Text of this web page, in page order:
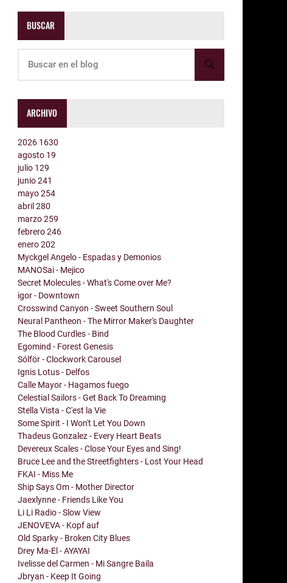
BUSCAR
ARCHIVO
2026 1630
agosto 19
julio 129
junio241
mayo254
abril280
marzo259
febrero246
enero202
Myckgel Angelo - Espadas y Demonios
MANOSai - Mejico
Secret Molecules - What's Come over Me?
igor - Downtown
Crosswind Canyon - Sweet Southern Soul
Neural Pantheon - The Mirror Maker's Daughter
The Blood Curdles - Bind
Egomind - Forest Genesis
Sólför - Clockwork Carousel
Ignis Lotus - Delfos
Calle Mayor - Hagamos fuego
Celestial Sailors - Get Back To Dreaming
Stella Vista - C'est la Vie
Some Spirit - I Won't Let You Down
Thadeus Gonzalez - Every Heart Beats
Devereux Scales - Close Your Eyes and Sing!
Bruce Lee and the Streetfighters - Lost Your Head
FKAI - Miss Me
Ship Says Om - Mother Director
Jaexlynne - Friends Like You
Li Li Radio - Slow View
JENOVEVA - Kopf auf
Old Sparky - Broken City Blues
Drey Ma-El - AYAYAI
Ivelisse del Carmen - Mi Sangre Baila
Jbryan - Keep It Going